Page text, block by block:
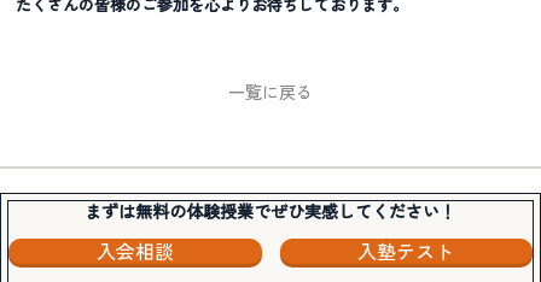
たくさんの皆様のご参加を心よりお待ちしております。
一覧に戻る
まずは無料の体験授業でぜひ実感してください！
入会相談
入塾テスト